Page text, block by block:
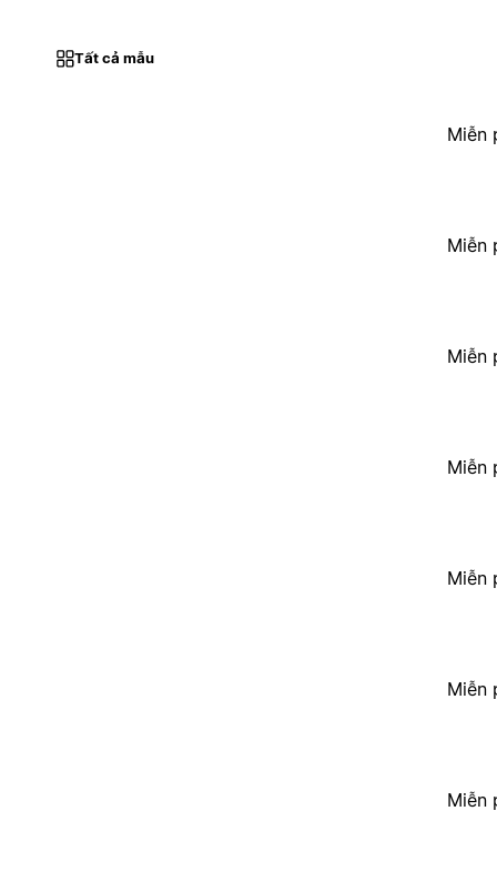
Tất cả mẫu
Miễn
Miễn
Miễn
Miễn
Miễn
Miễn
Miễn